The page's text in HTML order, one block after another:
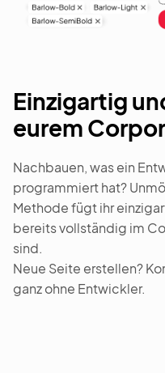
Einzigartig
eurem
Nachbauen, was ein
programmiert hat?
Methode fügt ihr
bereits vollständig im
sind.
Neue Seite erstellen?
ganz ohne Entwickler.